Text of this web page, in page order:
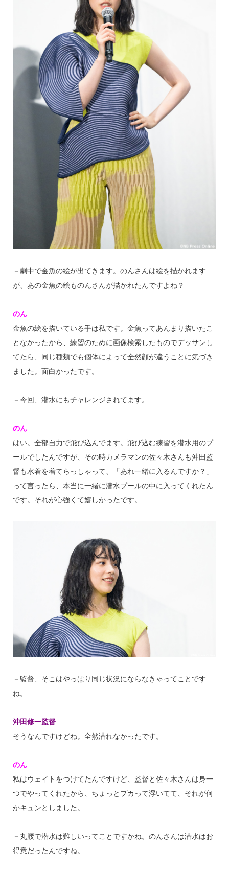
－劇中で金魚の絵が出てきます。のんさんは絵を描かれます
が、あの金魚の絵ものんさんが描かれたんですよね？
のん
金魚の絵を描いている手は私です。金魚ってあんまり描いたこ
となかったから、練習のために画像検索したものでデッサンし
てたら、同じ種類でも個体によって全然顔が違うことに気づき
ました。面白かったです。
－今回、潜水にもチャレンジされてます。
のん
はい。全部自力で飛び込んでます。飛び込む練習を潜水用のプ
ールでしたんですが、その時カメラマンの佐々木さんも沖田監
督も水着を着てらっしゃって、「あれ一緒に入るんですか？」
って言ったら、本当に一緒に潜水プールの中に入ってくれたん
です。それが心強くて嬉しかったです。
－監督、そこはやっぱり同じ状況にならなきゃってことです
ね。
沖田修一監督
そうなんですけどね。全然潜れなかったです。
のん
私はウェイトをつけてたんですけど、監督と佐々木さんは身一
つでやってくれたから、ちょっとプカって浮いてて、それが何
かキュンとしました。
－丸腰で潜水は難しいってことですかね。のんさんは潜水はお
得意だったんですね。